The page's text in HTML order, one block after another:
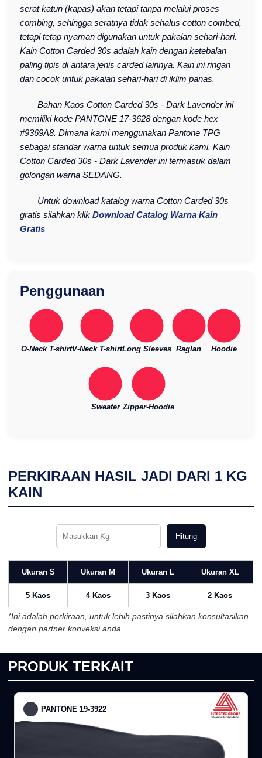
serat katun (kapas) akan tetapi tanpa melalui proses
combing, sehingga seratnya tidak sehalus cotton combed,
tetapi tetap nyaman digunakan untuk pakaian sehari-hari.
Kain Cotton Carded 30s adalah kain dengan ketebalan
paling tipis di antara jenis carded lainnya. Kain ini ringan
dan cocok untuk pakaian sehari-hari di iklim panas.
Bahan Kaos Cotton Carded 30s - Dark Lavender ini
memiliki kode PANTONE 17-3628 dengan kode hex
#9369A8. Dimana kami menggunakan Pantone TPG
sebagai standar warna untuk semua produk kami. Kain
Cotton Carded 30s - Dark Lavender ini termasuk dalam
golongan warna SEDANG.
Untuk download katalog warna Cotton Carded 30s
gratis silahkan klikDownload Catalog Warna Kain
Gratis
Penggunaan
O-Neck T-shirtV-Neck T-shirtLong Sleeves Raglan Hoodie
Sweater Zipper-Hoodie
PERKIRAAN HASIL JADI DARI 1 KG
KAIN
Hitung
Ukuran S Ukuran M Ukuran L Ukuran XL
5 Kaos 4 Kaos 3 Kaos 2 Kaos
*Ini adalah perkiraan, untuk lebih pastinya silahkan konsultasikan
dengan partner konveksi anda.
PRODUK TERKAIT
PANTONE 19-3922